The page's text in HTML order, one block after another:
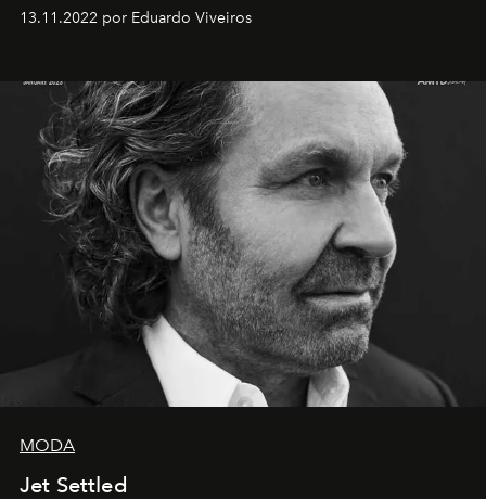
13.11.2022 por Eduardo Viveiros
MODA
Jet Settled